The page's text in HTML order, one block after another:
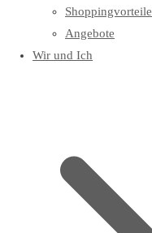
Shoppingvorteile
Angebote
Wir und Ich